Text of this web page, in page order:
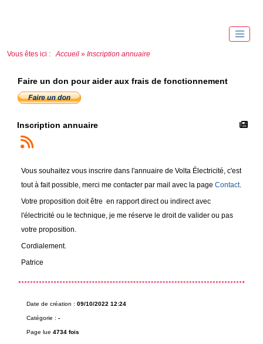
Vous êtes ici : Accueil » Inscription annuaire
Faire un don pour aider aux frais de fonctionnement
Inscription annuaire
Vous souhaitez vous inscrire dans l'annuaire de Volta Électricité, c'est
tout à fait possible, merci me contacter par mail avec la page Contact.
Votre proposition doit être en rapport direct ou indirect avec
l'électricité ou le technique, je me réserve le droit de valider ou pas
votre proposition.
Cordialement.
Patrice
Date de création : 09/10/2022 12:24
Catégorie : -
Page lue 4734 fois